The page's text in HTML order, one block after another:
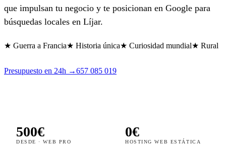
que impulsan tu negocio y te posicionan en Google para
búsquedas locales en Líjar.
★ Guerra a Francia★ Historia única★ Curiosidad mundial★ Rural
Presupuesto en 24h →657 085 019
500€
DESDE · WEB PRO
0€
HOSTING WEB ESTÁTICA